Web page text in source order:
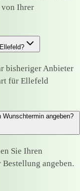
von Ihrer
bisheriger Anbieter
für Ellefeld
angeben?
Sie Ihren
angeben.